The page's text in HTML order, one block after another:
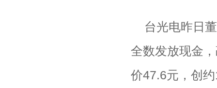
台光电昨日
全数发放现金
价47.6元，创